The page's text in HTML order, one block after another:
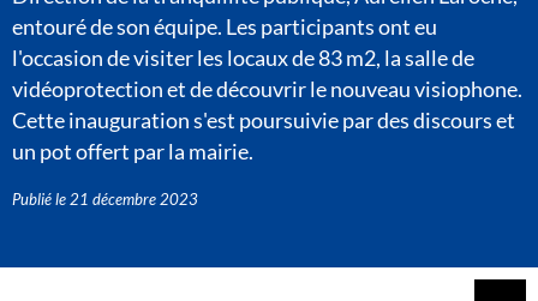
entouré de son équipe. Les participants ont eu
l'occasion de visiter les locaux de 83 m2, la salle de
vidéoprotection et de découvrir le nouveau visiophone.
Cette inauguration s'est poursuivie par des discours et
un pot offert par la mairie.
Publié le 21 décembre 2023